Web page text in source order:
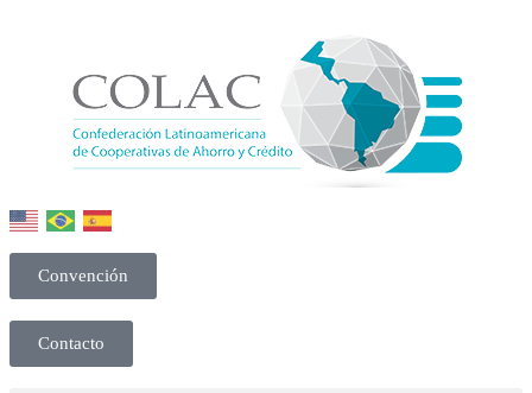
Convención
Contacto